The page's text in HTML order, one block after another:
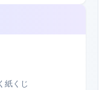
紙くじ